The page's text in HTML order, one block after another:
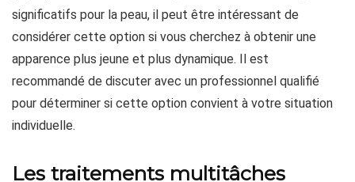
significatifs pour la peau, il peut être intéressant de
considérer cette option si vous cherchez à obtenir une
apparence plus jeune et plus dynamique. Il est
recommandé de discuter avec un professionnel qualifié
pour déterminer si cette option convient à votre situation
individuelle.
Les traitements multitâches